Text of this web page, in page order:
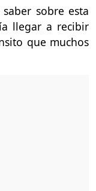
sobre esta
llegar a recibir
que muchos